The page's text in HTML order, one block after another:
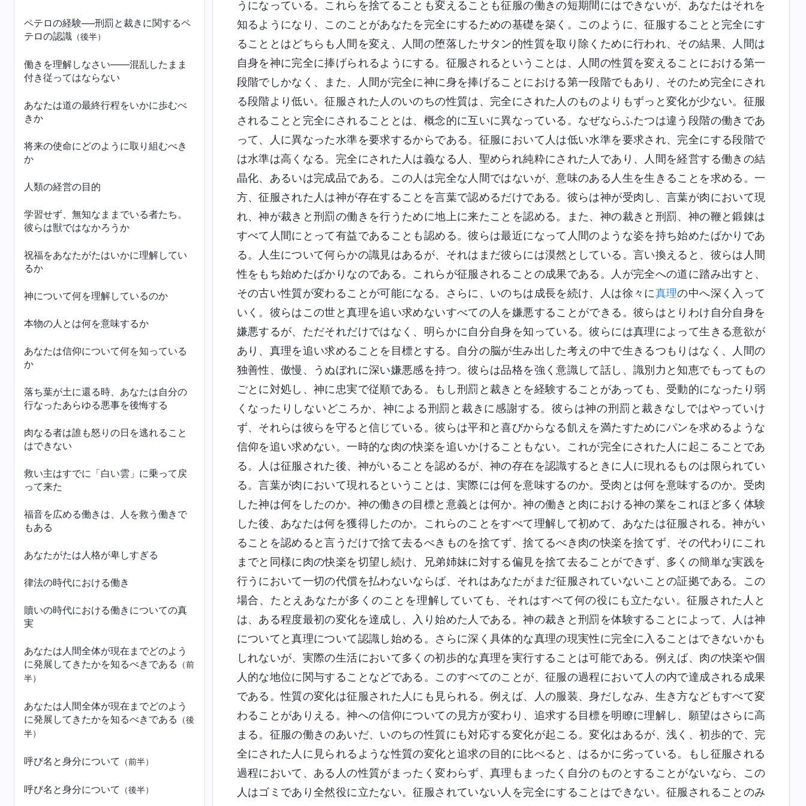
ペテロの経験──刑罰と裁きに関するペ
テロの認識 （後半）
働きを理解しなさい――混乱したまま
付き従ってはならない
あなたは道の最終行程をいかに歩むべ
きか
将来の使命にどのように取り組むべき
か
人類の経営の目的
学習せず、無知なままでいる者たち。
彼らは獣ではなかろうか
祝福をあなたがたはいかに理解してい
るか
神について何を理解しているのか
本物の人とは何を意味するか
あなたは信仰について何を知っている
か
落ち葉が土に還る時、あなたは自分の
行なったあらゆる悪事を後悔する
肉なる者は誰も怒りの日を逃れること
はできない
救い主はすでに「白い雲」に乗って戻
って来た
福音を広める働きは、人を救う働きで
もある
あなたがたは人格が卑しすぎる
律法の時代における働き
贖いの時代における働きについての真
実
あなたは人間全体が現在までどのよう
に発展してきたかを知るべきである
（前
半）
あなたは人間全体が現在までどのよう
に発展してきたかを知るべきである
（後
半）
呼び名と身分について （前半）
呼び名と身分について （後半）
うになっている。これらを捨てることも変えることも征服の働きの短期間にはできないが、あなたはそれを
知るようになり、このことがあなたを完全にするための基礎を築く。このように、征服することと完全にす
ることとはどちらも人間を変え、人間の堕落したサタン的性質を取り除くために行われ、その結果、人間は
自身を神に完全に捧げられるようにする。征服されるということは、人間の性質を変えることにおける第一
段階でしかなく、また、人間が完全に神に身を捧げることにおける第一段階でもあり、そのため完全にされ
る段階より低い。征服された人のいのちの性質は、完全にされた人のものよりもずっと変化が少ない。征服
されることと完全にされることとは、概念的に互いに異なっている。なぜならふたつは違う段階の働きであ
って、人に異なった水準を要求するからである。征服において人は低い水準を要求され、完全にする段階で
は水準は高くなる。完全にされた人は義なる人、聖められ純粋にされた人であり、人間を経営する働きの結
晶化、あるいは完成品である。この人は完全な人間ではないが、意味のある人生を生きることを求める。一
方、征服された人は神が存在することを言葉で認めるだけである。彼らは神が受肉し、言葉が肉において現
れ、神が裁きと刑罰の働きを行うために地上に来たことを認める。また、神の裁きと刑罰、神の鞭と鍛錬は
すべて人間にとって有益であることも認める。彼らは最近になって人間のような姿を持ち始めたばかりであ
る。人生について何らかの識見はあるが、それはまだ彼らには漠然としている。言い換えると、彼らは人間
性をもち始めたばかりなのである。これらが征服されることの成果である。人が完全への道に踏み出すと、
その古い性質が変わることが可能になる。さらに、いのちは成長を続け、人は徐々に真理の中へ深く入って
いく。彼らはこの世と真理を追い求めないすべての人を嫌悪することができる。彼らはとりわけ自分自身を
嫌悪するが、ただそれだけではなく、明らかに自分自身を知っている。彼らには真理によって生きる意欲が
あり、真理を追い求めることを目標とする。自分の脳が生み出した考えの中で生きるつもりはなく、人間の
独善性、傲慢、うぬぼれに深い嫌悪感を持つ。彼らは品格を強く意識して話し、識別力と知恵でもってもの
ごとに対処し、神に忠実で従順である。もし刑罰と裁きとを経験することがあっても、受動的になったり弱
くなったりしないどころか、神による刑罰と裁きに感謝する。彼らは神の刑罰と裁きなしではやっていけ
ず、それらは彼らを守ると信じている。彼らは平和と喜びからなる飢えを満たすためにパンを求めるような
信仰を追い求めない。一時的な肉の快楽を追いかけることもない。これが完全にされた人に起こることであ
る。人は征服された後、神がいることを認めるが、神の存在を認識するときに人に現れるものは限られてい
る。言葉が肉において現れるということは、実際には何を意味するのか。受肉とは何を意味するのか。受肉
した神は何をしたのか。神の働きの目標と意義とは何か。神の働きと肉における神の業をこれほど多く体験
した後、あなたは何を獲得したのか。これらのことをすべて理解して初めて、あなたは征服される。神がい
ることを認めると言うだけで捨て去るべきものを捨てず、捨てるべき肉の快楽を捨てず、その代わりにこれ
までと同様に肉の快楽を切望し続け、兄弟姉妹に対する偏見を捨て去ることができず、多くの簡単な実践を
行うにおいて一切の代償を払わないならば、それはあなたがまだ征服されていないことの証拠である。この
場合、たとえあなたが多くのことを理解していても、それはすべて何の役にも立たない。征服された人と
は、ある程度最初の変化を達成し、入り始めた人である。神の裁きと刑罰を体験することによって、人は神
についてと真理について認識し始める。さらに深く具体的な真理の現実性に完全に入ることはできないかも
しれないが、実際の生活において多くの初歩的な真理を実行することは可能である。例えば、肉の快楽や個
人的な地位に関与することなどである。このすべてのことが、征服の過程において人の内で達成される成果
である。性質の変化は征服された人にも見られる。例えば、人の服装、身だしなみ、生き方などもすべて変
わることがありえる。神への信仰についての見方が変わり、追求する目標を明瞭に理解し、願望はさらに高
まる。征服の働きのあいだ、いのちの性質にも対応する変化が起こる。変化はあるが、浅く、初歩的で、完
全にされた人に見られるような性質の変化と追求の目的に比べると、はるかに劣っている。もし征服される
過程において、ある人の性質がまったく変わらず、真理もまったく自分のものとすることがないなら、この
人はゴミであり全然役に立たない。征服されていない人を完全にすることはできない。征服されることのみ